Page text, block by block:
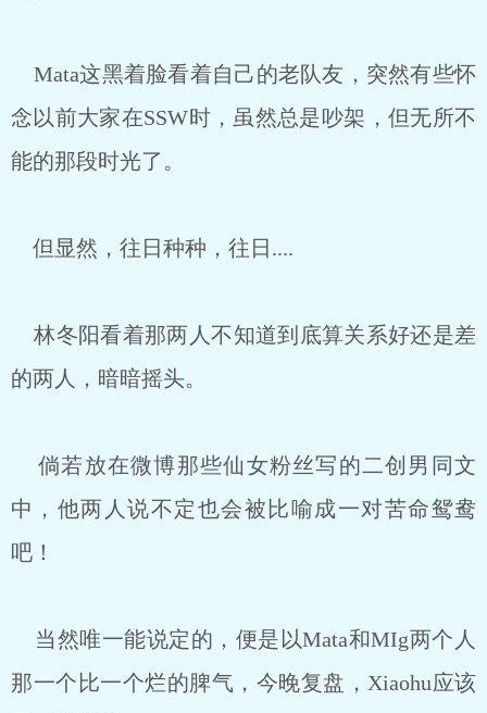
Mata这黑着脸看着自己的老队友，突然有些怀
念以前大家在SSW时，虽然总是吵架，但无所不
能的那段时光了。
但显然，往日种种，往日....
林冬阳看着那两人不知道到底算关系好还是差
的两人，暗暗摇头。
倘若放在微博那些仙女粉丝写的二创男同文
中，他两人说不定也会被比喻成一对苦命鸳鸯
吧！
当然唯一能说定的，便是以Mata和MIg两个人
那一个比一个烂的脾气，今晚复盘，Xiaohu应该